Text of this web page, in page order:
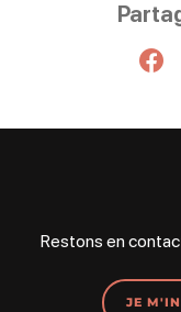
Restons en
JE